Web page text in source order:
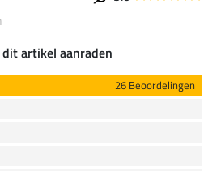
artikel aanraden
26 Beoordelingen